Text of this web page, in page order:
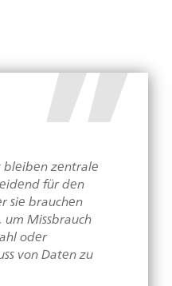
zentrale
für den
sie brauchen
um Missbrauch
oder
von Daten zu